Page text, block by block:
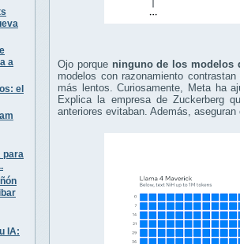
a
el
para
IA:
Ojo porque ninguno de los modelos
modelos con razonamiento
más lentos. Curiosamente, Meta ha
Explica la empresa de Zuckerberg
anteriores evitaban. Además,